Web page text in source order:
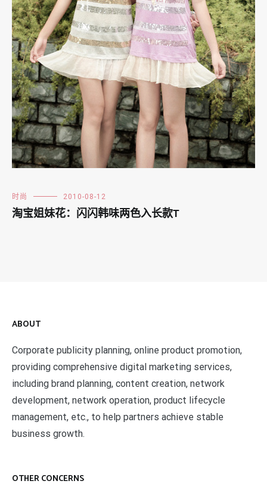
时尚 2010-08-12
淘宝姐妹花：闪闪韩味两色入长款T
ABOUT
Corporate publicity planning, online product promotion,
providing comprehensive digital marketing services,
including brand planning, content creation, network
development, network operation, product lifecycle
management, etc., to help partners achieve stable
business growth.
OTHER CONCERNS